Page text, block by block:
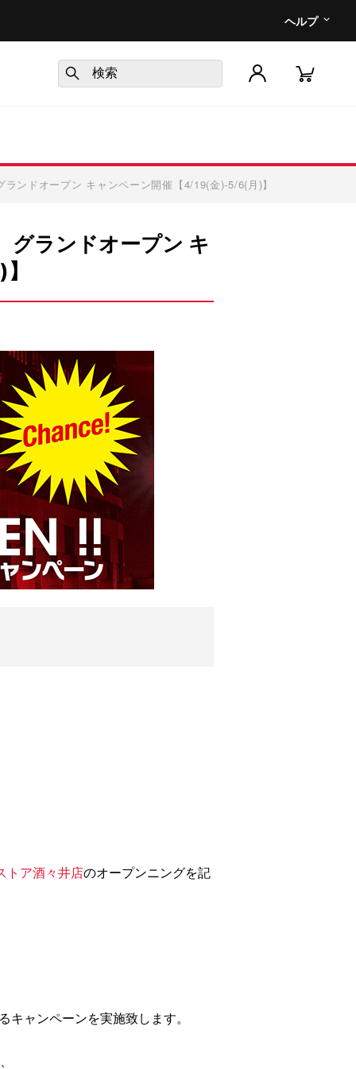
ヘルプ
ンドオープン キャンペーン開催【4/19(金)-5/6(月)】
ランドオープン キ
トア酒々井店のオープンニングを記
キャンペーンを実施致します。